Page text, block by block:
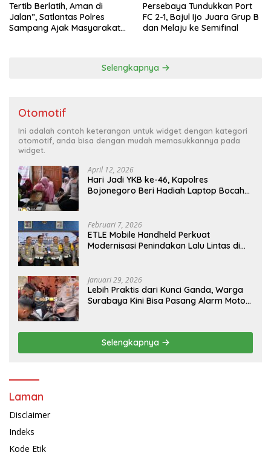
Tertib Berlatih, Aman di
Jalan”, Satlantas Polres
Sampang Ajak Masyarakat
Persebaya Tundukkan Port
FC 2-1, Bajul Ijo Juara Grup B
dan Melaju ke Semifinal
Selengkapnya
Otomotif
Ini adalah contoh keterangan untuk widget dengan kategori
otomotif, anda bisa dengan mudah memasukkannya pada
widget.
April 12, 2026
Hari Jadi YKB ke-46, Kapolres
Bojonegoro Beri Hadiah Laptop Bocah
Februari 7, 2026
ETLE Mobile Handheld Perkuat
Modernisasi Penindakan Lalu Lintas di
Januari 29, 2026
Lebih Praktis dari Kunci Ganda, Warga
Surabaya Kini Bisa Pasang Alarm Motor
Selengkapnya
Laman
Disclaimer
Indeks
Kode Etik